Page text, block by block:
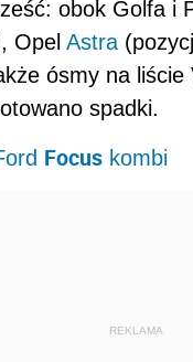
obok Golfa i
Opel Astra
ósmy na
spadki.
Focus kombi
REKLAMA